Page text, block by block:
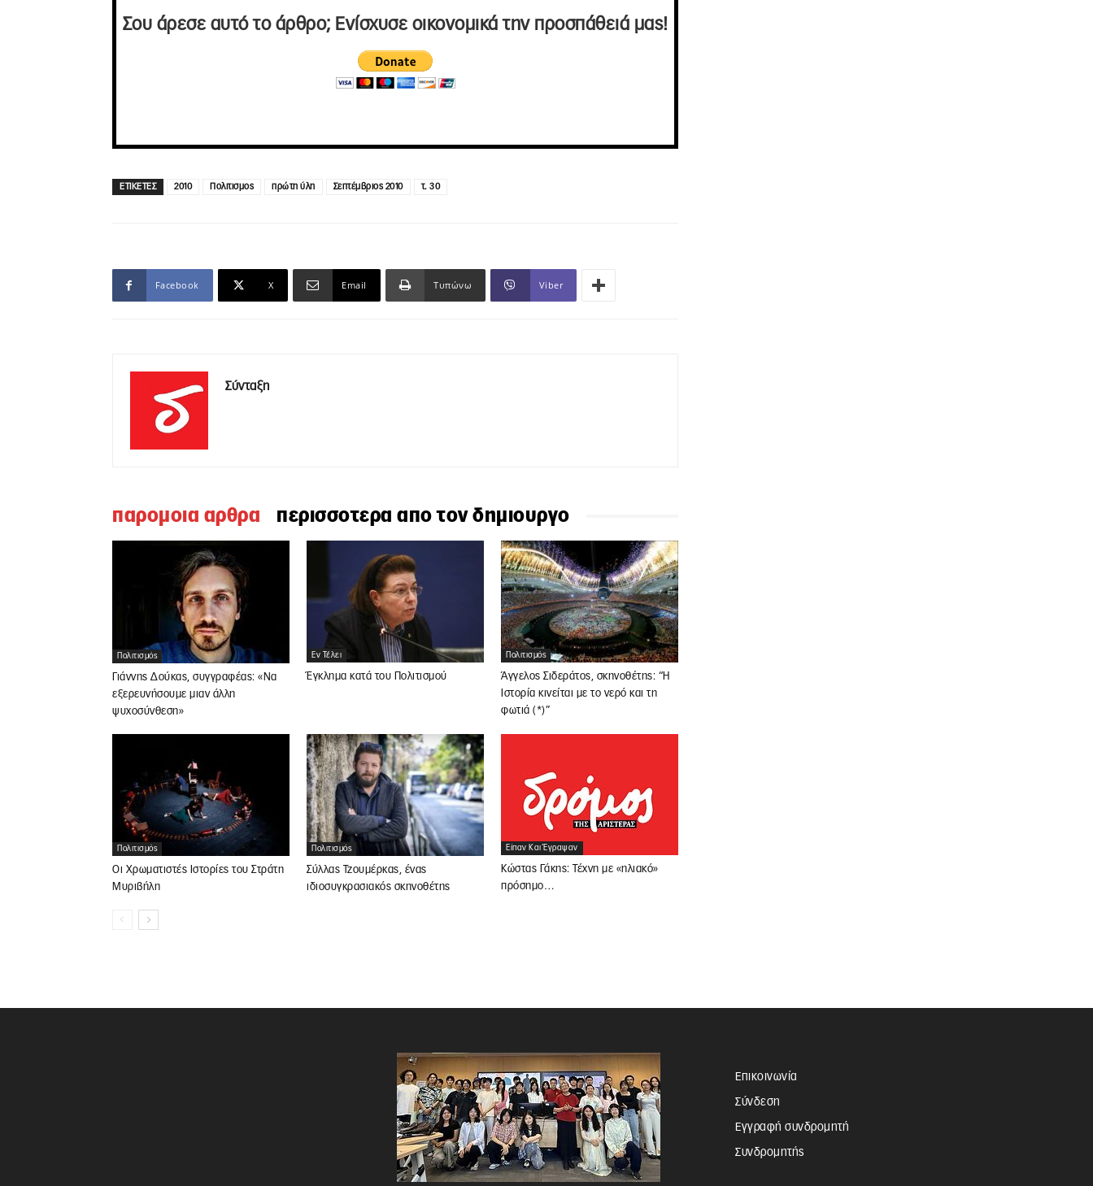
Σου άρεσε αυτό το άρθρο; Ενίσχυσε οικονομικά την προσπάθειά μας!
ΕΤΙΚΕΤΕΣ 2010 Πολιτισμος πρώτη ύλη Σεπτέμβριος 2010 τ. 30
Facebook X Email Τυπώνω Viber
Σύνταξη
παρομοια αρθρα περισσοτερα απο τον δημιουργο
Πολιτισμός
Γιάννης Δούκας, συγγραφέας: «Να
εξερευνήσουμε μιαν άλλη
ψυχοσύνθεση»
Εν Τέλει
Έγκλημα κατά του Πολιτισμού
Πολιτισμός
Άγγελος Σιδεράτος, σκηνοθέτης: “Η
Ιστορία κινείται με το νερό και τη
φωτιά (*)”
Πολιτισμός
Οι Χρωματιστές Ιστορίες του Στράτη
Μυριβήλη
Πολιτισμός
Σύλλας Τζουμέρκας, ένας
ιδιοσυγκρασιακός σκηνοθέτης
Είπαν Και Έγραψαν
Κώστας Γάκης: Τέχνη με «ηλιακό»
πρόσημο…
Επικοινωνία
Σύνδεση
Εγγραφή συνδρομητή
Συνδρομητής